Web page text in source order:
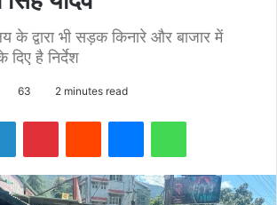
के द्वारा भी सड़क किनारे और बाजार में
है निर्देश
63 2 minutes read